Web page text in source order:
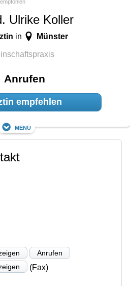
Ulrike Koller
in Münster
Anrufen
empfehlen
Menü
Anrufen
(Fax)